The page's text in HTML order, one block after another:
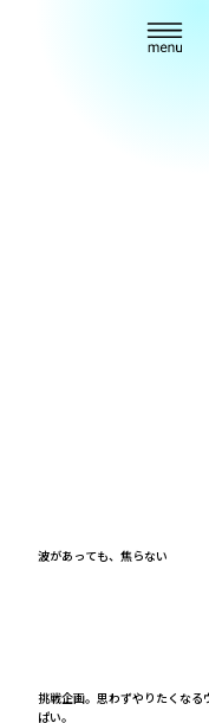
波があっても、焦らない
挑戦企画。思わずやりたくなる
ぱい。